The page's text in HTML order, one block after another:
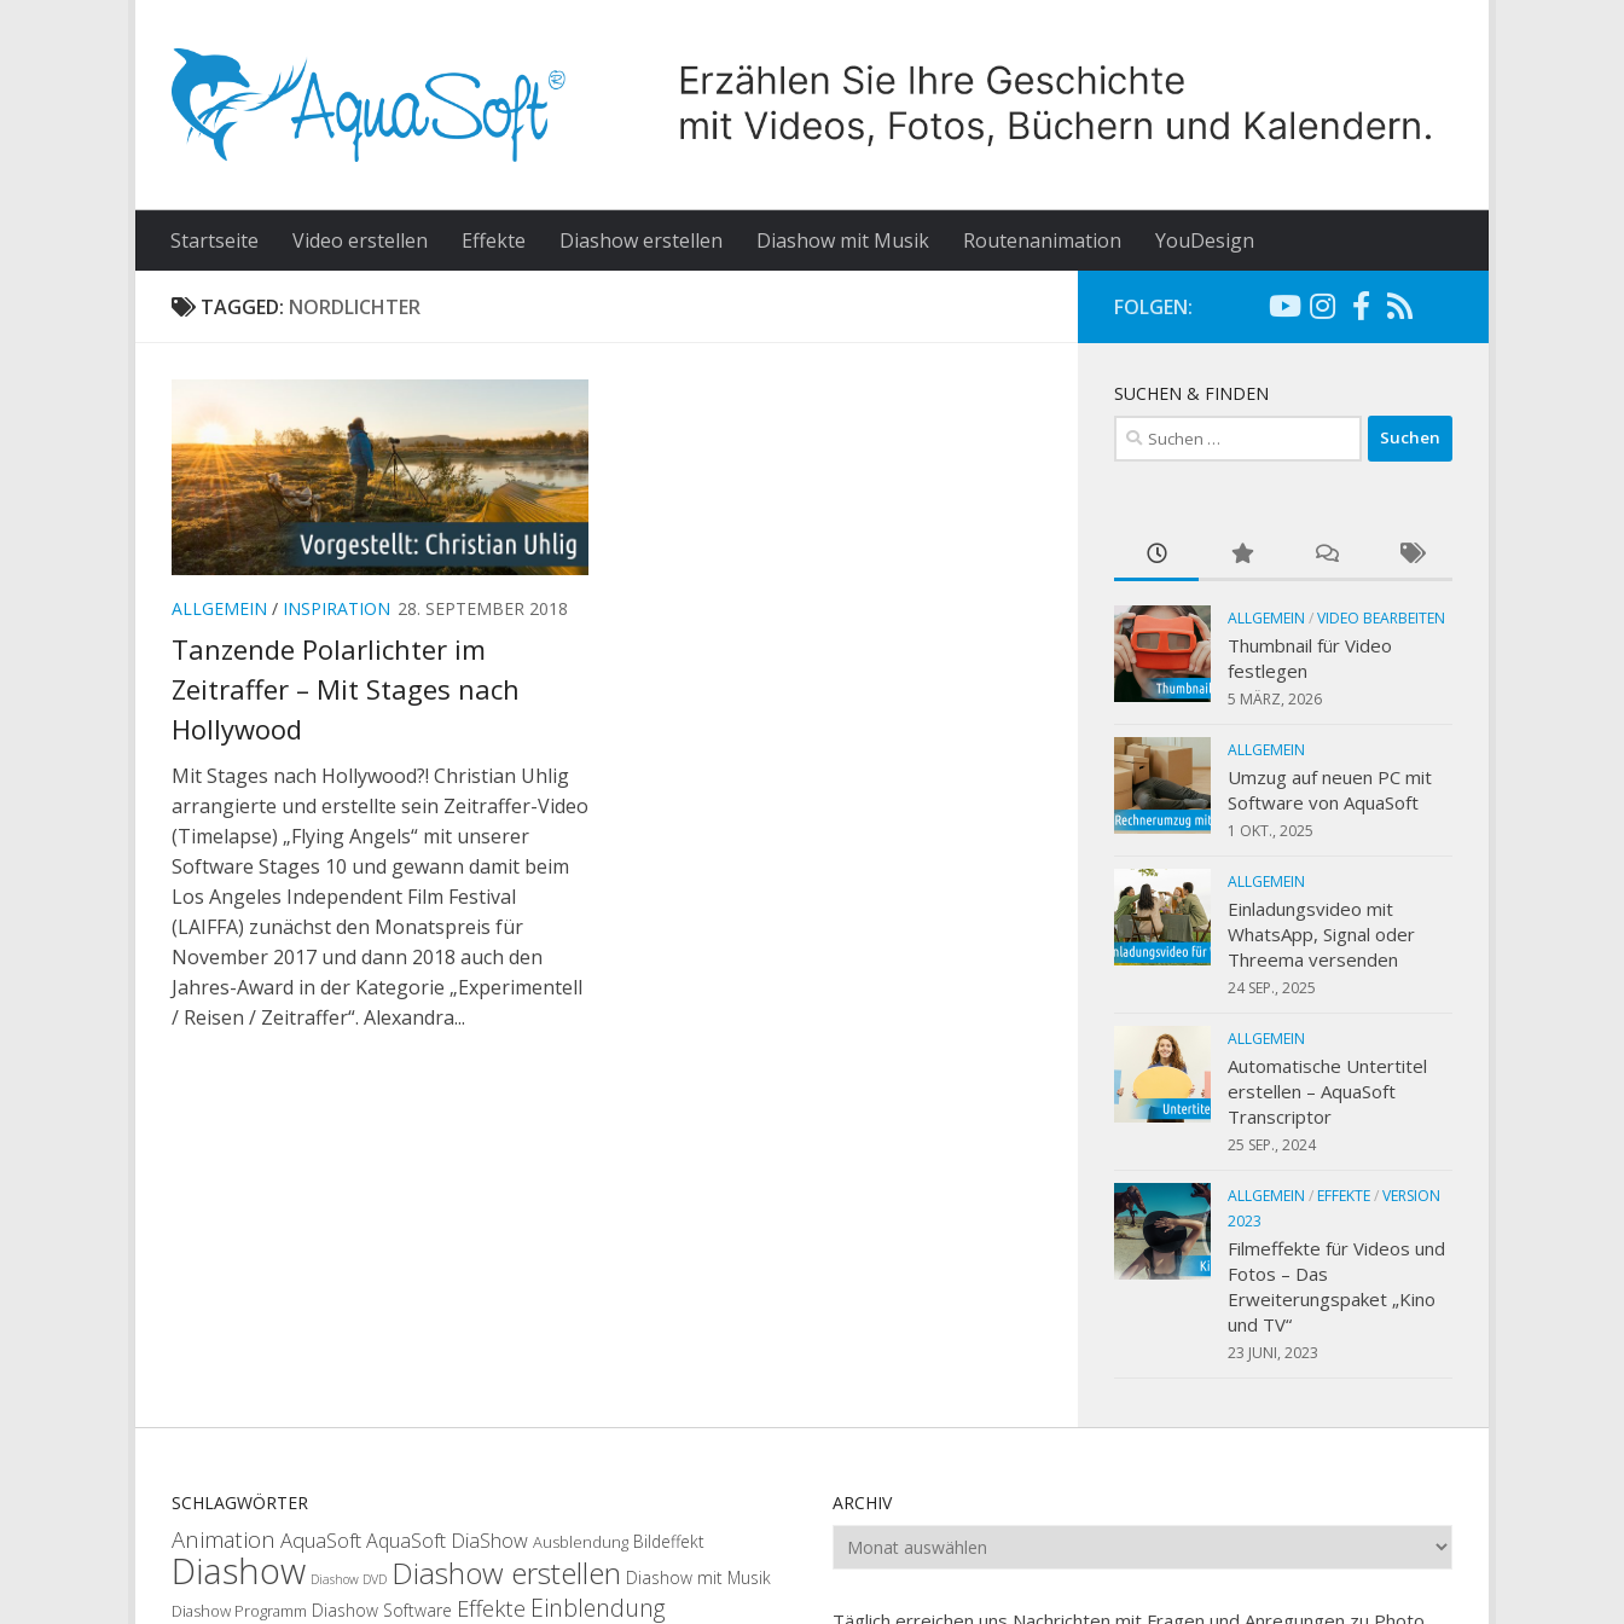
Startseite Video erstellen Effekte Diashow erstellen Diashow mit Musik Routenanimation YouDesign
TAGGED: NORDLICHTER
ALLGEMEIN / INSPIRATION 28. SEPTEMBER 2018
Tanzende Polarlichter im
Zeitraffer – Mit Stages nach
Hollywood
Mit Stages nach Hollywood?! Christian Uhlig
arrangierte und erstellte sein Zeitraffer-Video
(Timelapse) „Flying Angels“ mit unserer
Software Stages 10 und gewann damit beim
Los Angeles Independent Film Festival
(LAIFFA) zunächst den Monatspreis für
November 2017 und dann 2018 auch den
Jahres-Award in der Kategorie „Experimentell
/ Reisen / Zeitraffer“. Alexandra...
FOLGEN:
SUCHEN & FINDEN
Suchen
nach:
ALLGEMEIN /VIDEO BEARBEITEN
Thumbnail für Video
festlegen
5 MÄRZ, 2026
ALLGEMEIN
Umzug auf neuen PC mit
Software von AquaSoft
1 OKT., 2025
ALLGEMEIN
Einladungsvideo mit
WhatsApp, Signal oder
Threema versenden
24 SEP., 2025
ALLGEMEIN
Automatische Untertitel
erstellen – AquaSoft
Transcriptor
25 SEP., 2024
ALLGEMEIN / EFFEKTE/VERSION
2023
Filmeffekte für Videos und
Fotos – Das
Erweiterungspaket „Kino
und TV“
23 JUNI, 2023
SCHLAGWÖRTER
Animation AquaSoftAquaSoft DiaShow Ausblendung Bildeffekt
Diashow Diashow DVD Diashow erstellen Diashow mit Musik
Diashow Programm Diashow Software Effekte Einblendung
ARCHIV
Archiv